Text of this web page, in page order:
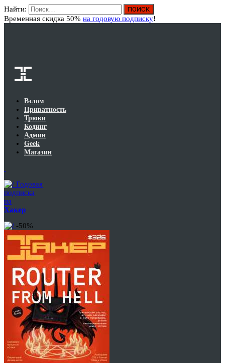
Найти:
Временная скидка 50% на годовую подписку!
Взлом
Приватность
Трюки
Кодинг
Админ
Geek
Магазин
Годовая
подписка
на
Хакер
-50%